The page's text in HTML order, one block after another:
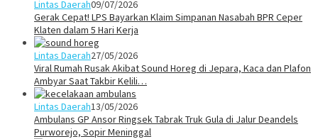
Lintas Daerah09/07/2026
Gerak Cepat! LPS Bayarkan Klaim Simpanan Nasabah BPR Ceper
Klaten dalam 5 Hari Kerja
Lintas Daerah27/05/2026
Viral Rumah Rusak Akibat Sound Horeg di Jepara, Kaca dan Plafon
Ambyar Saat Takbir Kelili…
Lintas Daerah13/05/2026
Ambulans GP Ansor Ringsek Tabrak Truk Gula di Jalur Deandels
Purworejo, Sopir Meninggal